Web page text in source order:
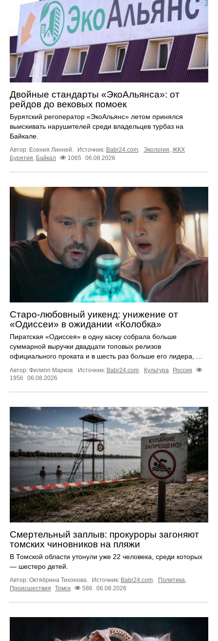
Двойные стандарты «ЭкоАльянса»: от
рейдов до вековых помоек
Бурятский регоператор «ЭкоАльянс» летом принялся
выискивать нарушителей среди владельцев турбаз на
Байкале.
Автор: Есения Линней. Источник: Babr24.com. Экология, ЖКХ
Бурятия, Байкал 1065 06.08.2026
Старо-любовный уикенд: унижение от
«Одиссеи» в ожидании «Колобка»
Пиратская «Одиссея» в одну каску собрала больше
суммарной выручки двадцати топовых релизов
официального проката и в шесть раз больше его лидера, ...
Автор: Филипп Марков. Источник: Babr24.com. Культура
Россия
1956
06.08.2026
Смертельный заплыв: прокуроры загоняют
томских чиновников на пляжи
В Томской области утонули уже 22 человека, среди которых
— шестеро детей.
Автор: Октябрина Тихонова. Источник: Babr24.com. Политика,
Происшествия
Томск 586 06.08.2026